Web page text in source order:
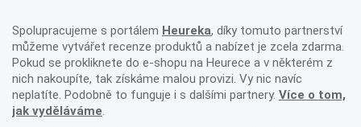
Spolupracujeme s portálem Heureka, díky tomuto partnerství
můžeme vytvářet recenze produktů a nabízet je zcela zdarma.
Pokud se prokliknete do e-shopu na Heurece a v některém z
nich nakoupíte, tak získáme malou provizi. Vy nic navíc
neplatíte. Podobně to funguje i s dalšími partnery. Více o tom,
jak vyděláváme.